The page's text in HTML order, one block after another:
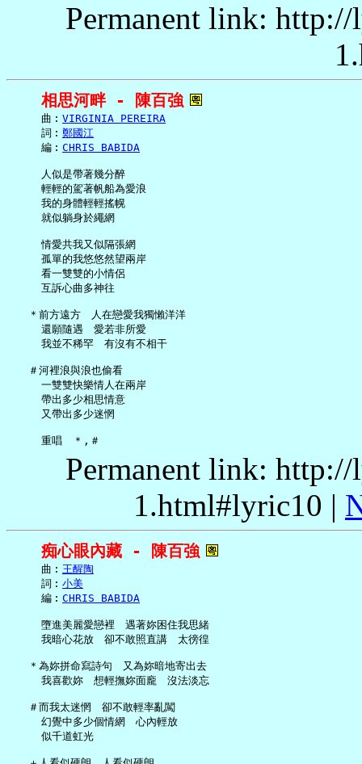
Permanent link:
相思河畔 - 陳百強
     曲︰
VIRGINIA PEREIRA
     詞︰
鄭國江
     編︰
CHRIS BABIDA
     人似是帶著幾分醉
     輕輕的駕著帆船為愛浪
     我的身體輕輕搖幌
     就似躺身於繩網
     情愛共我又似隔張網
     孤單的我悠悠然望兩岸
     看一雙雙的小情侶
     互訴心曲多神往
   ＊前方遠方　人在戀愛我獨懶洋洋
     還願隨遇　愛若非所愛
     我並不稀罕　有沒有不相干
   ＃河裡浪與浪也偷看
     一雙雙快樂情人在兩岸
     帶出多少相思情意
     又帶出多少迷惘
Permanent link:
1.html#lyric10 |
痴心眼內藏 - 陳百強
     曲︰
王醒陶
     詞︰
小美
     編︰
CHRIS BABIDA
     墮進美麗愛戀裡　遇著妳困住我思緒
     我暗心花放　卻不敢照直講　太徬徨
   ＊為妳拼命寫詩句　又為妳暗地寄出去
     我喜歡妳　想輕撫妳面龐　沒法淡忘
   ＃而我太迷惘　卻不敢輕率亂闖
     幻覺中多少個情網　心內輕放
     似千道虹光